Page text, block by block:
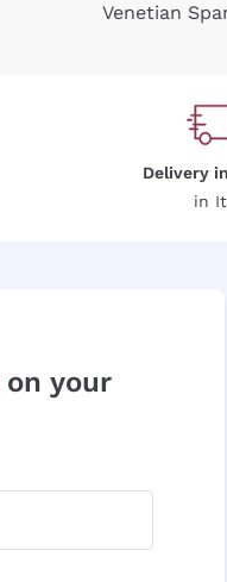
Venetian
Delivery
in
on your